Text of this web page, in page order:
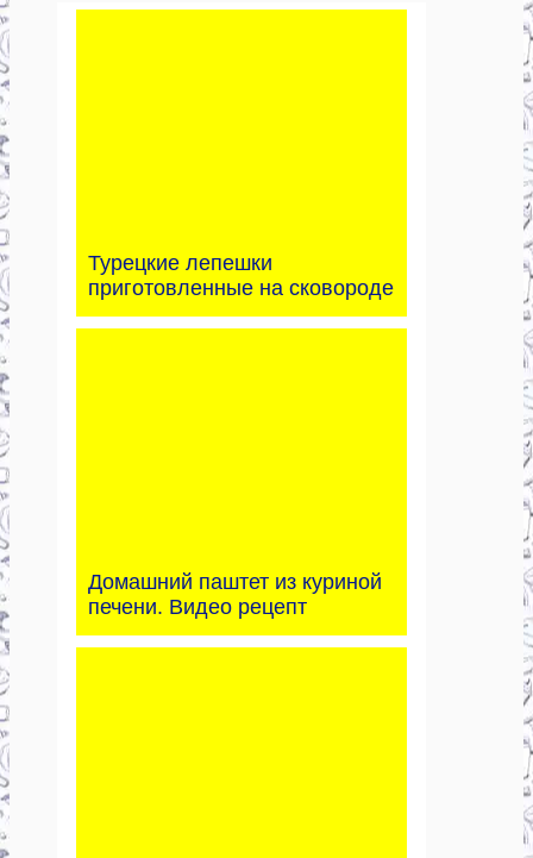
Турецкие лепешки
приготовленные на сковороде
Домашний паштет из куриной
печени. Видео рецепт